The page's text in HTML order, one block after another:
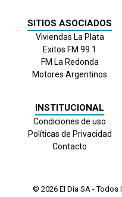
SITIOS ASOCIADOS
Viviendas La Plata
Exitos FM 99.1
FM La Redonda
Motores Argentinos
INSTITUCIONAL
Condiciones de uso
Políticas de Privacidad
Contacto
© 2026 El Día SA - Todos